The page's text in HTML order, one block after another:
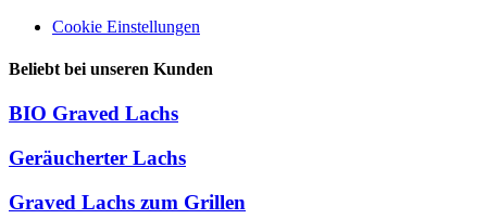
Cookie Einstellungen
Beliebt bei unseren Kunden
BIO Graved Lachs
Geräucherter Lachs
Graved Lachs zum Grillen